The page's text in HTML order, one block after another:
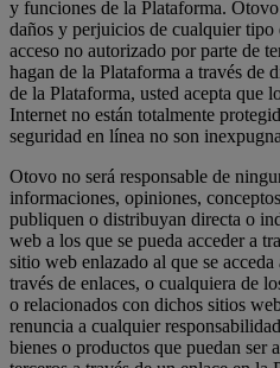
y funciones de la Plataforma.
daños y perjuicios de cualquier tipo
acceso no autorizado por parte de
hagan de la Plataforma a través de
de la Plataforma, usted acepta que
Internet no están totalmente
seguridad en línea no son
Otovo no será responsable de
informaciones, opiniones,
publiquen o distribuyan directa o
web a los que se pueda acceder a
sitio web enlazado al que se
través de enlaces, o cualquiera de
o relacionados con dichos sitios
renuncia a cualquier
bienes o productos que puedan ser